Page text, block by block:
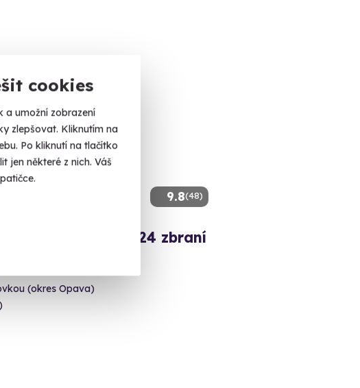
cookies
a umožní zobrazení
zlepšovat. Kliknutím na
Po kliknutí na tlačítko
jen některé z nich. Váš
9.8(48)
Megabalíček - 24 zbraní
(okres Opava)